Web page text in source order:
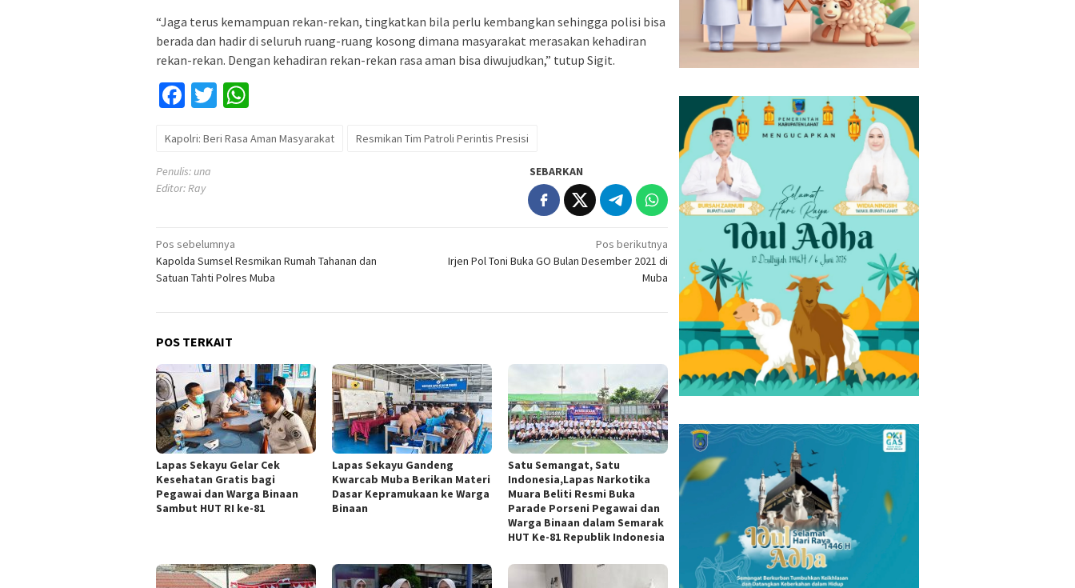
“Jaga terus kemampuan rekan-rekan, tingkatkan bila perlu kembangkan sehingga polisi bisa
berada dan hadir di seluruh ruang-ruang kosong dimana masyarakat merasakan kehadiran
rekan-rekan. Dengan kehadiran rekan-rekan rasa aman bisa diwujudkan,” tutup Sigit.
Facebook
Twitter
Kapolri: Beri Rasa Aman Masyarakat Resmikan Tim Patroli Perintis Presisi
Penulis: una
Editor: Ray
SEBARKAN
Navigasi
pos
Pos sebelumnya
Kapolda Sumsel Resmikan Rumah Tahanan dan
Satuan Tahti Polres Muba
Pos berikutnya
Irjen Pol Toni Buka GO Bulan Desember 2021 di
Muba
POS TERKAIT
Lapas Sekayu Gelar Cek
Kesehatan Gratis bagi
Pegawai dan Warga Binaan
Sambut HUT RI ke-81
Lapas Sekayu Gandeng
Kwarcab Muba Berikan Materi
Dasar Kepramukaan ke Warga
Binaan
Satu Semangat, Satu
Indonesia,Lapas Narkotika
Muara Beliti Resmi Buka
Parade Porseni Pegawai dan
Warga Binaan dalam Semarak
HUT Ke-81 Republik Indonesia